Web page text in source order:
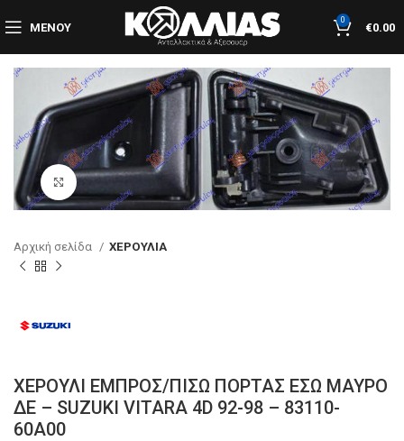
ΜΕΝΟΎ
0
€0.00
Κλικ για μεγέθυνση
Αρχική σελίδα ΧΕΡΟΥΛΙΑ
ΧΕΡΟΥΛΙ ΕΜΠΡΟΣ/ΠΙΣΩ ΠΟΡΤΑΣ ΕΣΩ ΜΑΥΡΟ
ΔΕ – SUZUKI VITARA 4D 92-98 – 83110-
60A00